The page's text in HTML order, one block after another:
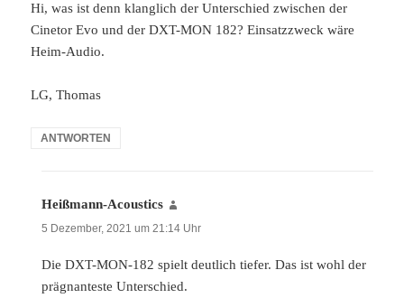
Hi, was ist denn klanglich der Unterschied zwischen der
Cinetor Evo und der DXT-MON 182? Einsatzzweck wäre
Heim-Audio.
LG, Thomas
ANTWORTEN
Heißmann-Acoustics
5 Dezember, 2021 um 21:14 Uhr
Die DXT-MON-182 spielt deutlich tiefer. Das ist wohl der
prägnanteste Unterschied.